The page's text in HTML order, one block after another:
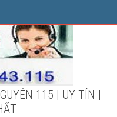
115 | UY TÍN |